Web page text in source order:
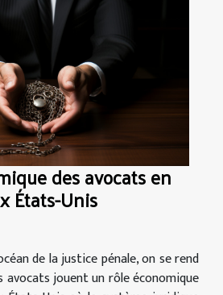
des avocats en
États-Unis
de la justice pénale, on se rend
avocats jouent un rôle économique